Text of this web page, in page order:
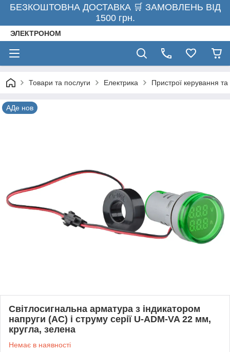
БЕЗКОШТОВНА ДОСТАВКА 🛒 ЗАМОВЛЕНЬ ВІД
1500 грн.
ЭЛЕКТРОНОМ
Товари та послуги Електрика Пристрої керування та
АДе нов
Світлосигнальна арматура з індикатором
напруги (АС) і струму серії U-ADM-VA 22 мм,
кругла, зелена
Немає в наявності